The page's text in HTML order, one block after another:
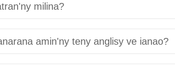
milina?
amin'ny teny anglisy ve ianao?